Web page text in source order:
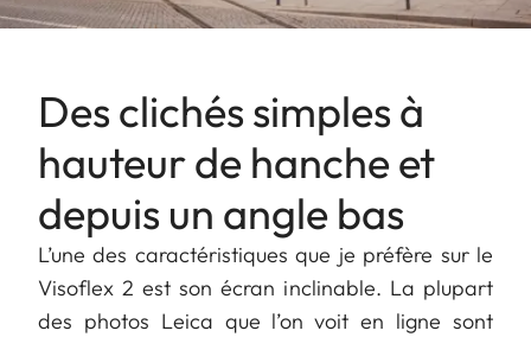
Des clichés simples à
hauteur de hanche et
depuis un angle bas
L’une des caractéristiques que je préfère sur le
Visoflex 2 est son écran inclinable. La plupart
des photos Leica que l’on voit en ligne sont